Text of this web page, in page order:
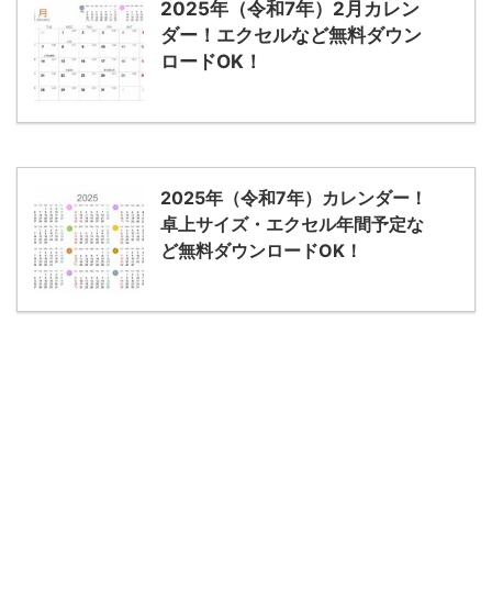
2025年（令和7年）2月カレン
ダー！エクセルなど無料ダウン
ロードOK！
2025年（令和7年）カレンダー！
卓上サイズ・エクセル年間予定な
ど無料ダウンロードOK！